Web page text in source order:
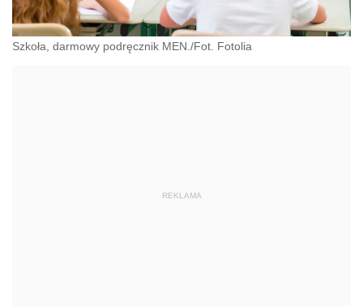
Szkoła, darmowy podręcznik MEN./Fot. Fotolia